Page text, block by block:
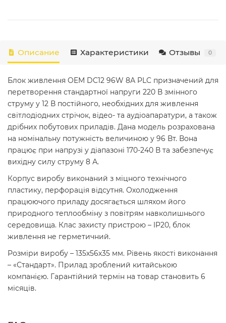
Описание Характеристики Отзывы 0
Блок живлення OEM DC12 96W 8А PLC призначений для
перетворення стандартної напруги 220 В змінного
струму у 12 В постійного, необхідних для живлення
світлодіодних стрічок, відео- та аудіоапаратури, а також
дрібних побутових приладів. Дана модель розрахована
на номінальну потужність величиною у 96 Вт. Вона
працює при напрузі у діапазоні 170-240 В та забезпечує
вихідну силу струму 8 А.
Корпус виробу виконаний з міцного технічного
пластику, перфорація відсутня. Охолодження
працюючого приладу досягається шляхом його
природного теплообміну з повітрям навколишнього
середовища. Клас захисту пристрою – IP20, блок
живлення не герметичний.
Розміри виробу – 135х56х35 мм. Рівень якості виконання
– «Стандарт». Прилад зроблений китайською
компанією. Гарантійний термін на товар становить 6
місяців.